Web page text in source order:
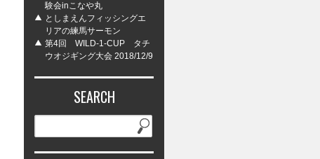
験会inこなや丸
としまえんフィッシングエ
リアの練馬サーモン
第4回 WILD-1-CUP タチ
ウオジギング大会 2018/12/9
SEARCH